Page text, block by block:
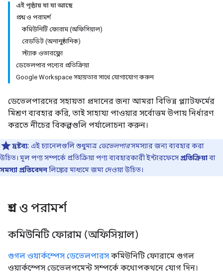
এই পৃষ্ঠায় যা যা আছে
প্রশ্ন ও পরামর্শ
কমিউনিটি ফোরাম (অফিসিয়াল)
রেডডিট (অনানুষ্ঠানিক)
স্ট্যাক ওভারফ্লো
ডেভেলপার পণ্যের প্রতিক্রিয়া
Google Workspace সহায়তার সাথে যোগাযোগ করুন
ডেভেলপারদের সহায়তা প্রদানের জন্য আমরা বিভিন্ন প্ল্যাটফর্মের
মিশ্রণ ব্যবহার করি, তাই সাহায্য পাওয়ার সর্বোত্তম উপায় নির্ধারণ
করতে নীচের বিকল্পগুলি পর্যালোচনা করুন।
দ্রষ্টব্য: এই চ্যানেলগুলি শুধুমাত্র ডেভেলপারসমস্যার জন্য ব্যবহার করা
উচিত। মূল পণ্য সম্পর্কে প্রতিক্রিয়া পণ্য ব্যবহারকারী ইন্টারফেসে প্রতিক্রিয়াবা
সমস্যা প্রতিবেদনলিঙ্কের মাধ্যমে জমা দেওয়া উচিত।
প্রশ্ন ও পরামর্শ
কমিউনিটি ফোরাম (অফিসিয়াল)
গুগল ওয়ার্কস্পেস ডেভেলপারস কমিউনিটি ফোরামে গুগল
ওয়ার্কস্পেস ডেভেলপমেন্ট সম্পর্কে কথোপকথনে যোগ দিন।